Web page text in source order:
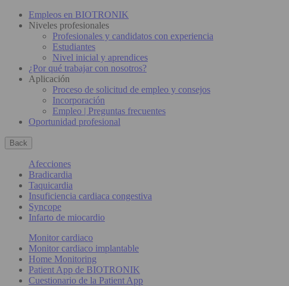
Empleos en BIOTRONIK
Niveles profesionales
Profesionales y candidatos con experiencia
Estudiantes
Nivel inicial y aprendices
¿Por qué trabajar con nosotros?
Aplicación
Proceso de solicitud de empleo y consejos
Incorporación
Empleo | Preguntas frecuentes
Oportunidad profesional
Back
Afecciones
Bradicardia
Taquicardia
Insuficiencia cardiaca congestiva
Syncope
Infarto de miocardio
Monitor cardiaco
Monitor cardiaco implantable
Home Monitoring
Patient App de BIOTRONIK
Cuestionario de la Patient App